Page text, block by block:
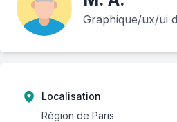
Graphique/ux/ui
Localisation
Région de Paris